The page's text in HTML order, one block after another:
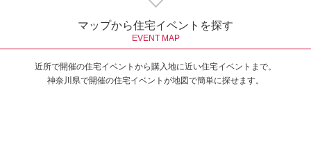
マップから住宅イベントを探す
EVENT MAP
近所で開催の住宅イベントから購入地に近い住宅イベントまで。
神奈川県で開催の住宅イベントが地図で簡単に探せます。